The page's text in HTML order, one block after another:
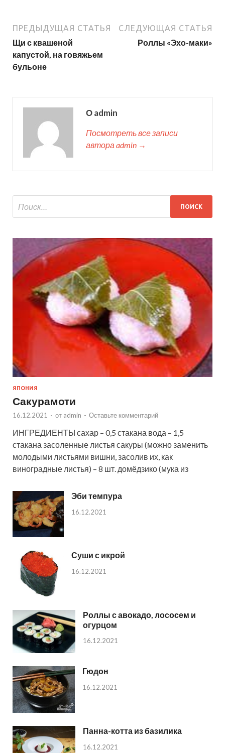
ПРЕДЫДУЩАЯ СТАТЬЯ
Щи с квашеной
капустой, на говяжьем
бульоне
СЛЕДУЮЩАЯ СТАТЬЯ
Роллы «Эхо-маки»
О admin
Посмотреть все записи
автора admin →
ЯПОНИЯ
Сакурамоти
16.12.2021 - от admin - Оставьте комментарий
ИНГРЕДИЕНТЫ сахар – 0,5 стакана вода – 1,5
стакана засоленные листья сакуры (можно заменить
молодыми листьями вишни, засолив их, как
виноградные листья) – 8 шт. домёдзико (мука из
Эби темпура
16.12.2021
Суши с икрой
16.12.2021
Роллы с авокадо, лососем и
огурцом
16.12.2021
Гюдон
16.12.2021
Панна-котта из базилика
16.12.2021